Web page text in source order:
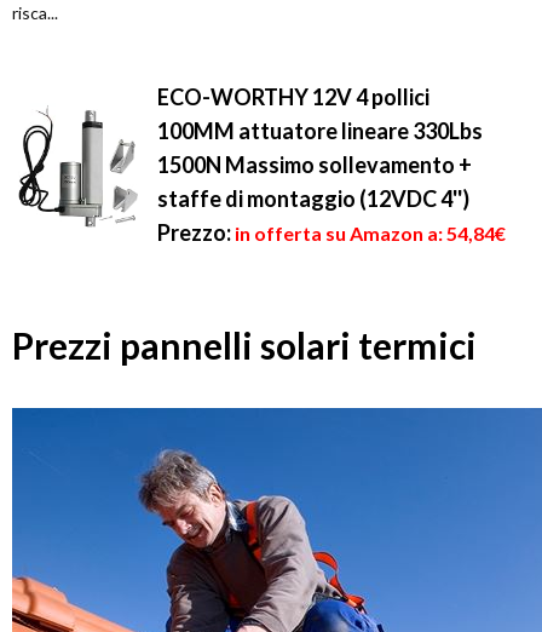
risca...
ECO-WORTHY 12V 4 pollici
100MM attuatore lineare 330Lbs
1500N Massimo sollevamento +
staffe di montaggio (12VDC 4'')
Prezzo: in offerta su Amazon a: 54,84€
Prezzi pannelli solari termici